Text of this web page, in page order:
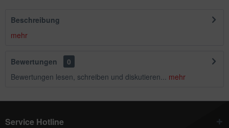
Beschreibung
mehr
Bewertungen
0
Bewertungen lesen, schreiben und diskutieren... mehr
Service Hotline